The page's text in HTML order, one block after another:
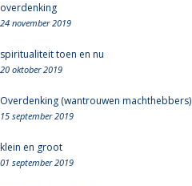
overdenking
24 november 2019
spiritualiteit toen en nu
20 oktober 2019
Overdenking (wantrouwen machthebbers)
15 september 2019
klein en groot
01 september 2019